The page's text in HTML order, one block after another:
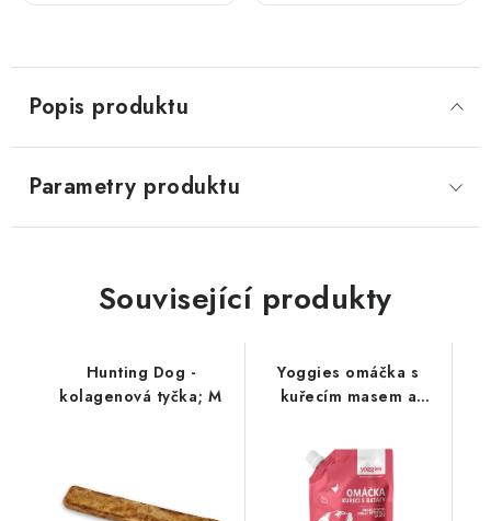
Popis produktu
Parametry produktu
Související produkty
Hunting Dog -
kolagenová tyčka; M
Yoggies omáčka s
kuřecím masem a